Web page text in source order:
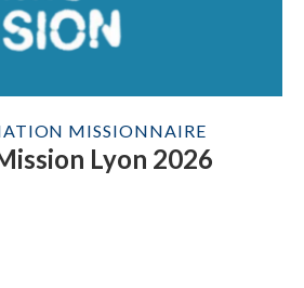
MISSIONNAIRE
Lyon 2026